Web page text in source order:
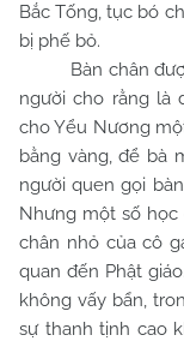
Bắc Tống, tục bó
bị phế bỏ.
Bàn chân được
người cho rằng là
cho Yểu Nương
bằng vàng, để bà
người quen gọi
Nhưng một số học
chân nhỏ của cô
quan đến Phật
không vấy bẩn,
sự thanh tịnh cao